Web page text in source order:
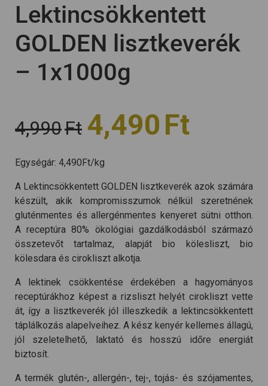
Lektincsökkentett
GOLDEN lisztkeverék
– 1x1000g
4,990Ft 4,490Ft
Egységár: 4,490 Ft/kg
A Lektincsökkentett GOLDEN lisztkeverék azok számára
készült, akik kompromisszumok nélkül szeretnének
gluténmentes és allergénmentes kenyeret sütni otthon.
A receptúra 80% ökológiai gazdálkodásból származó
összetevőt tartalmaz, alapját bio kölesliszt, bio
kölesdara és cirokliszt alkotja.
A lektinek csökkentése érdekében a hagyományos
receptúrákhoz képest a rizsliszt helyét cirokliszt vette
át, így a lisztkeverék jól illeszkedik a lektincsökkentett
táplálkozás alapelveihez. A kész kenyér kellemes állagú,
jól szeletelhető, laktató és hosszú időre energiát
biztosít.
A termék glutén-, allergén-, tej-, tojás- és szójamentes,